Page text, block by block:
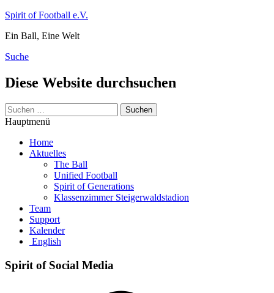
Zum
springen
Spirit of Football e.V.
Ein Ball, Eine Welt
Suche
Diese Website durchsuchen
Suchen
nach:
Hauptmenü
Home
Aktuelles
The Ball
Unified Football
Spirit of Generations
Klassenzimmer Steigerwaldstadion
Team
Support
Kalender
English
Spirit of Social Media